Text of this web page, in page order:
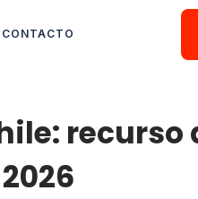
CONTACTO
recurso